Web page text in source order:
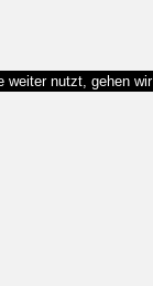
nutzt, gehen